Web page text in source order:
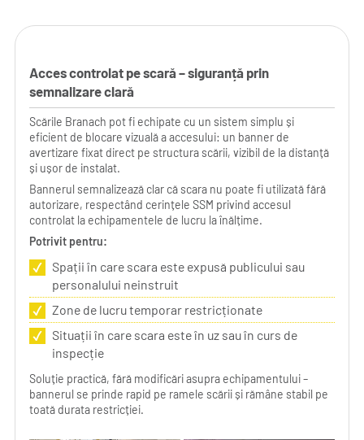
Acces controlat pe scară – siguranță prin
semnalizare clară
Scările Branach pot fi echipate cu un sistem simplu și
eficient de blocare vizuală a accesului: un banner de
avertizare fixat direct pe structura scării, vizibil de la distanță
și ușor de instalat.
Bannerul semnalizează clar că scara nu poate fi utilizată fără
autorizare, respectând cerințele SSM privind accesul
controlat la echipamentele de lucru la înălțime.
Potrivit pentru:
Spații în care scara este expusă publicului sau
personalului neinstruit
Zone de lucru temporar restricționate
Situații în care scara este în uz sau în curs de
inspecție
Soluție practică, fără modificări asupra echipamentului –
bannerul se prinde rapid pe ramele scării și rămâne stabil pe
toată durata restricției.